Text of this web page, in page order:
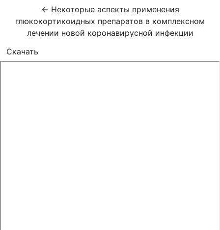
← Вернуться к Подробностям о статье
Некоторые аспекты применения
глюкокортикоидных препаратов в комплексном
лечении новой коронавирусной инфекции
Скачать